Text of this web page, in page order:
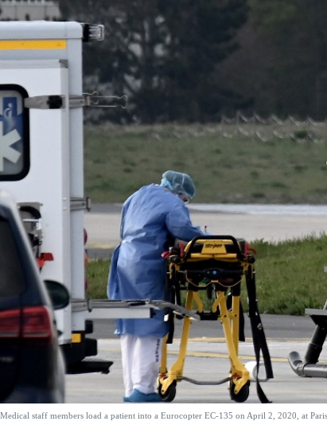
Medical staff members load a patient into a Eurocopter EC-135 on April 2, 2020, at